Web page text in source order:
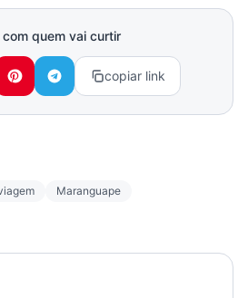
quem vai curtir
copiar link
Maranguape